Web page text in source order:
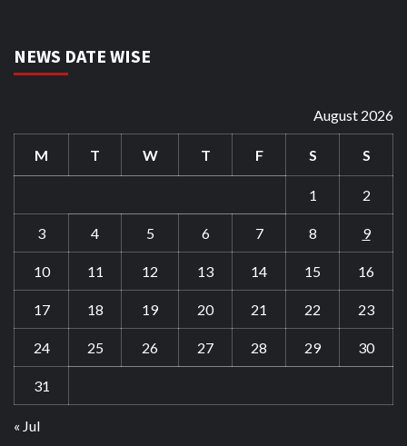
NEWS DATE WISE
August 2026
M T W T F S S
1 2
3 4 5 6 7 8 9
10 11 12 13 14 15 16
17 18 19 20 21 22 23
24 25 26 27 28 29 30
31
« Jul